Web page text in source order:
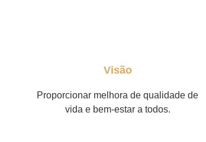
Visão
Proporcionar melhora de qualidade de
vida e bem-estar a todos.